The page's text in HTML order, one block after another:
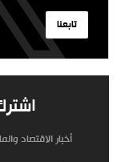
تابعنا
أخبار الاقتصاد